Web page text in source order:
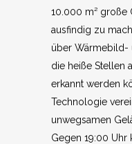
10.000 m² große
ausfindig zu
über Wärmebild-
die heiße Stellen
erkannt werden
Technologie
unwegsamen
Gegen 19:00 Uhr